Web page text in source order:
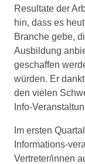
Resultate der
hin, dass es
Branche gebe,
Ausbildung
geschaffen
würden. Er
den vielen
Info-
Im ersten
Informations-
Vertreter/innen